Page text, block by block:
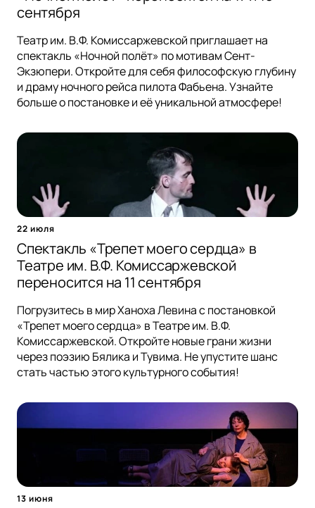
сентября
Театр им. В.Ф. Комиссаржевской приглашает на
спектакль «Ночной полёт» по мотивам Сент-
Экзюпери. Откройте для себя философскую глубину
и драму ночного рейса пилота Фабьена. Узнайте
больше о постановке и её уникальной атмосфере!
22 июля
Спектакль «Трепет моего сердца» в
Театре им. В.Ф. Комиссаржевской
переносится на 11 сентября
Погрузитесь в мир Ханоха Левина с постановкой
«Трепет моего сердца» в Театре им. В.Ф.
Комиссаржевской. Откройте новые грани жизни
через поэзию Бялика и Тувима. Не упустите шанс
стать частью этого культурного события!
13 июня